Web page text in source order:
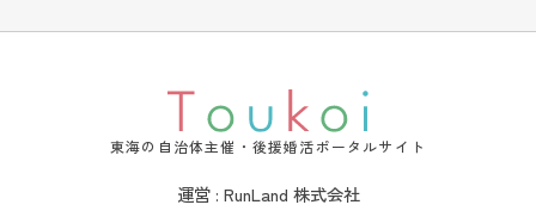
東海の自治体主催・後援婚活ポータルサイト
運営 : RunLand 株式会社